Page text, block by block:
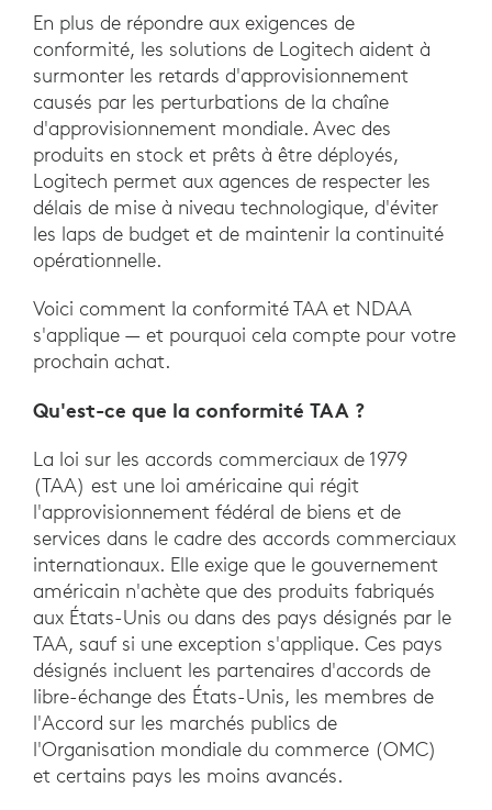
En plus de répondre aux exigences de
conformité, les solutions de Logitech aident à
surmonter les retards d'approvisionnement
causés par les perturbations de la chaîne
d'approvisionnement mondiale. Avec des
produits en stock et prêts à être déployés,
Logitech permet aux agences de respecter les
délais de mise à niveau technologique, d'éviter
les laps de budget et de maintenir la continuité
opérationnelle.
Voici comment la conformité TAA et NDAA
s'applique — et pourquoi cela compte pour votre
prochain achat.
Qu'est-ce que la conformité TAA ?
La loi sur les accords commerciaux de 1979
(TAA) est une loi américaine qui régit
l'approvisionnement fédéral de biens et de
services dans le cadre des accords commerciaux
internationaux. Elle exige que le gouvernement
américain n'achète que des produits fabriqués
aux États-Unis ou dans des pays désignés par le
TAA, sauf si une exception s'applique. Ces pays
désignés incluent les partenaires d'accords de
libre-échange des États-Unis, les membres de
l'Accord sur les marchés publics de
l'Organisation mondiale du commerce (OMC)
et certains pays les moins avancés.